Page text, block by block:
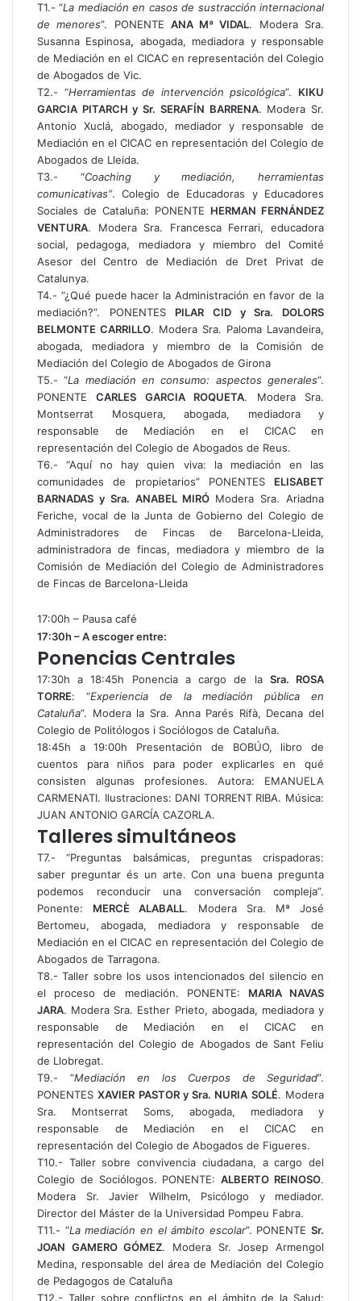
T1.- “La mediación en casos de sustracción internacional
de menores”. PONENTE ANA Mª VIDAL. Modera Sra.
Susanna Espinosa, abogada, mediadora y responsable
de Mediación en el CICAC en representación del Colegio
de Abogados de Vic.
T2.- “Herramientas de intervención psicológica”. KIKU
GARCIA PITARCH y Sr. SERAFÍN BARRENA. Modera Sr.
Antonio Xuclá, abogado, mediador y responsable de
Mediación en el CICAC en representación del Colegio de
Abogados de Lleida.
T3.- “Coaching y mediación, herramientas
comunicativas”. Colegio de Educadoras y Educadores
Sociales de Cataluña: PONENTE HERMAN FERNÁNDEZ
VENTURA. Modera Sra. Francesca Ferrari, educadora
social, pedagoga, mediadora y miembro del Comité
Asesor del Centro de Mediación de Dret Privat de
Catalunya.
T4.- “¿Qué puede hacer la Administración en favor de la
mediación?”. PONENTES PILAR CID y Sra. DOLORS
BELMONTE CARRILLO. Modera Sra. Paloma Lavandeira,
abogada, mediadora y miembro de la Comisión de
Mediación del Colegio de Abogados de Girona
T5.- “La mediación en consumo: aspectos generales”.
PONENTECARLES GARCIA ROQUETA. Modera Sra.
Montserrat Mosquera, abogada, mediadora y
responsable de Mediación en el CICAC en
representación del Colegio de Abogados de Reus.
T6.- “Aquí no hay quien viva: la mediación en las
comunidades de propietarios” PONENTES ELISABET
BARNADAS y Sra. ANABEL MIRÓ Modera Sra. Ariadna
Feriche, vocal de la Junta de Gobierno del Colegio de
Administradores de Fincas de Barcelona-Lleida,
administradora de fincas, mediadora y miembro de la
Comisión de Mediación del Colegio de Administradores
de Fincas de Barcelona-Lleida
17:00h – Pausa café
17:30h – A escoger entre:
Ponencias Centrales
17:30h a 18:45h Ponencia a cargo de la Sra. ROSA
TORRE: “Experiencia de la mediación pública en
Cataluña”. Modera la Sra. Anna Parés Rifà, Decana del
Colegio de Politólogos i Sociólogos de Cataluña.
18:45h a 19:00h Presentación de BOBÚO, libro de
cuentos para niños para poder explicarles en qué
consisten algunas profesiones. Autora: EMANUELA
CARMENATI. Ilustraciones: DANI TORRENT RIBA. Música:
JUAN ANTONIO GARCÍA CAZORLA.
Talleres simultáneos
T7.- “Preguntas balsámicas, preguntas crispadoras:
saber preguntar és un arte. Con una buena pregunta
podemos reconducir una conversación compleja”.
Ponente: MERCÈ ALABALL. Modera Sra. Mª José
Bertomeu, abogada, mediadora y responsable de
Mediación en el CICAC en representación del Colegio de
Abogados de Tarragona.
T8.- Taller sobre los usos intencionados del silencio en
el proceso de mediación. PONENTE: MARIA NAVAS
JARA. Modera Sra. Esther Prieto, abogada, mediadora y
responsable de Mediación en el CICAC en
representación del Colegio de Abogados de Sant Feliu
de Llobregat.
T9.- “Mediación en los Cuerpos de Seguridad”.
PONENTESXAVIER PASTOR y Sra. NURIA SOLÉ. Modera
Sra. Montserrat Soms, abogada, mediadora y
responsable de Mediación en el CICAC en
representación del Colegio de Abogados de Figueres.
T10.- Taller sobre convivencia ciudadana, a cargo del
Colegio de Sociólogos. PONENTE:ALBERTO REINOSO.
Modera Sr. Javier Wilhelm, Psicólogo y mediador.
Director del Máster de la Universidad Pompeu Fabra.
T11.- “La mediación en el ámbito escolar”. PONENTE Sr.
JOAN GAMERO GÓMEZ. Modera Sr. Josep Armengol
Medina, responsable del área de Mediación del Colegio
de Pedagogos de Cataluña
T12.- Taller sobre conflictos en el ámbito de la Salud: